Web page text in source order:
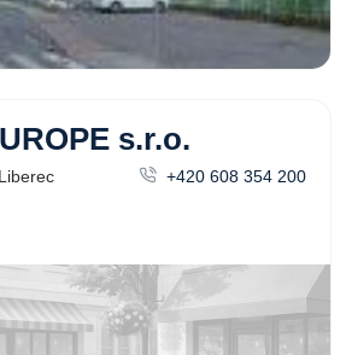
s.r.o.
+420 608 354 200